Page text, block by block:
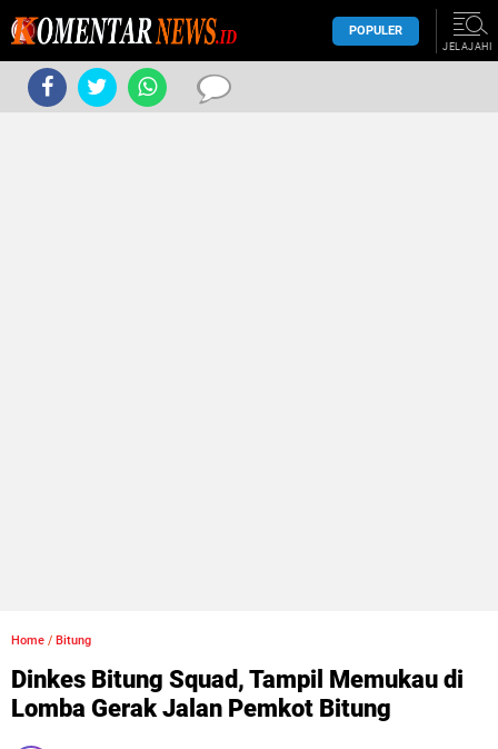
POPULER
JELAJAHI
Home / Bitung
Dinkes Bitung Squad, Tampil Memukau di
Lomba Gerak Jalan Pemkot Bitung